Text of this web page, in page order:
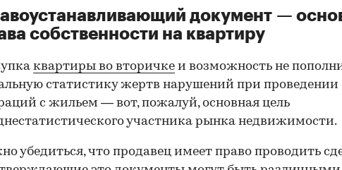
документ —
собственности на квартиру
квартиры во вторичке и возможность не
статистику жертв нарушений при проведении
с жильем — вот, пожалуй, основная цель
участника рынка недвижимости.
убедиться, что продавец имеет право проводить